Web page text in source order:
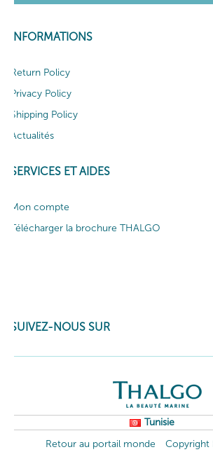
INFORMATIONS
Return Policy
Privacy Policy
Shipping Policy
Actualités
SERVICES ET AIDES
Mon compte
Télécharger la brochure THALGO
SUIVEZ-NOUS SUR
Tunisie
Retour au portail monde
Copyright